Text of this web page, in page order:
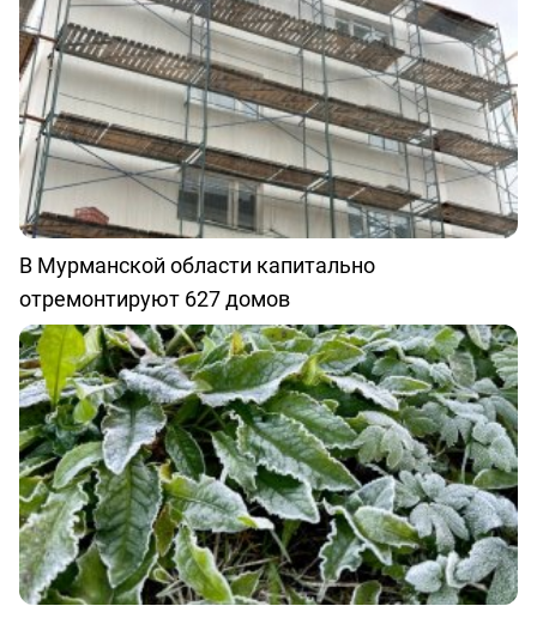
В Мурманской области капитально
отремонтируют 627 домов